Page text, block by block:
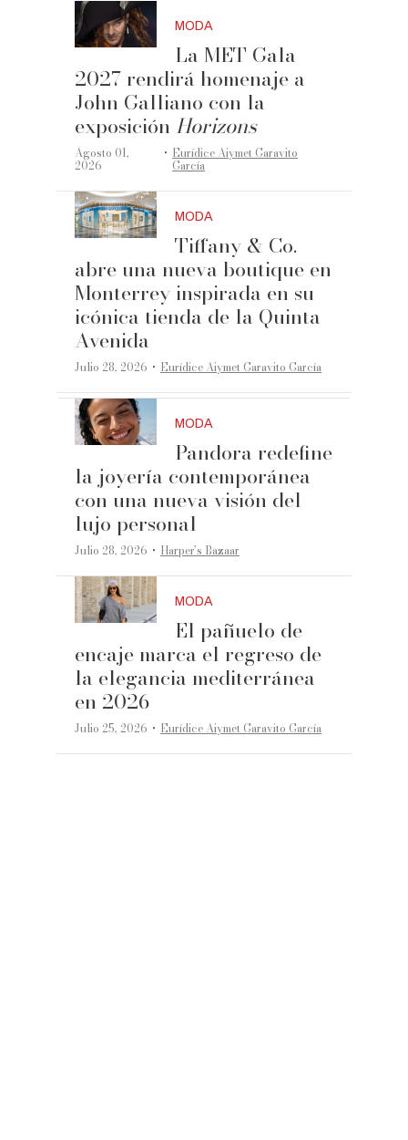
MODA
La MET Gala
2027 rendirá homenaje a
John Galliano con la
exposición Horizons
Agosto 01,
2026 ·Eurídice Aiymet Garavito
García
MODA
Tiffany & Co.
abre una nueva boutique en
Monterrey inspirada en su
icónica tienda de la Quinta
Avenida
Julio 28, 2026 ·Eurídice Aiymet Garavito García
MODA
Pandora redefine
la joyería contemporánea
con una nueva visión del
lujo personal
Julio 28, 2026 ·Harper’s Bazaar
MODA
El pañuelo de
encaje marca el regreso de
la elegancia mediterránea
en 2026
Julio 25, 2026 ·Eurídice Aiymet Garavito García